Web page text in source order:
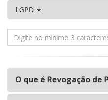
LGPD
O que é Revogação de